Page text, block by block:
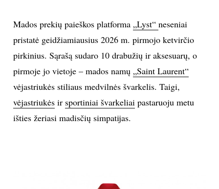
VIRTUVĖ
RECEPTAI
NELAIMĖS
Mados prekių paieškos platforma „Lyst“ neseniai
pristatė geidžiamiausius 2026 m. pirmojo ketvirčio
pirkinius. Sąrašą sudaro 10 drabužių ir aksesuarų, o
pirmoje jo vietoje – mados namų „Saint Laurent“
vėjastriukės stiliaus medvilnės švarkelis. Taigi,
vėjastriukėsir sportiniai švarkeliaipastaruoju metu
išties žeriasi madisčių simpatijas.